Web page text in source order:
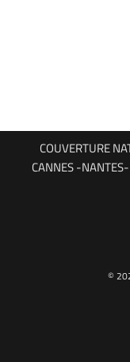
COUVERTURE
CANNES -
©